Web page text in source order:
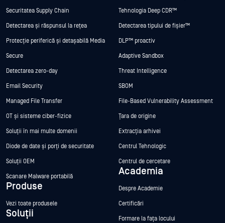
Securitatea Supply Chain
Detectarea și răspunsul la rețea
Protecție periferică și detașabilă Media
Secure
Detectarea zero-day
Email Security
Managed File Transfer
OT și sisteme ciber-fizice
Soluții în mai multe domenii
Diode de date și porți de securitate
Soluții OEM
Scanare Malware portabilă
Produse
Vezi toate produsele
Soluții
Tehnologia Deep CDR™
Detectarea tipului de fișier™
DLP™ proactiv
Adaptive Sandbox
Threat Intelligence
SBOM
File-Based Vulnerability Assessment
Țara de origine
Extracția arhivei
Centrul Tehnologic
Centrul de cercetare
Academia
Despre Academie
Certificări
Formare la fața locului